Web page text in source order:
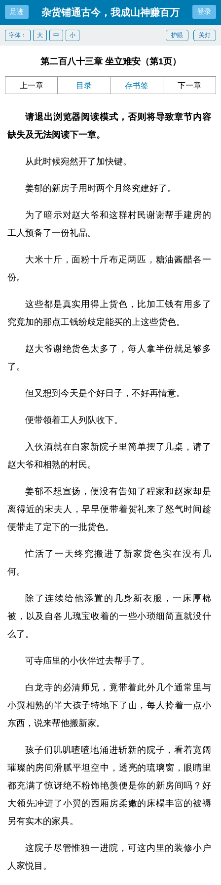
足迹 杂货铺通古今，我成山神赚百万 登录
关灯
护眼
字体： 大 中 小
第二百八十三章 坐立难安（第1页）
上一章 目录 存书签 下一章
请退出浏览器阅读模式，否则将导致章节内容
缺失及无法阅读下一章。
从此时候宛然开了加快键。
姜郁的新房子用时两个月终究建好了。
为了暗示对赵大爷和这群村民谢谢帮手建房的
工人预备了一份礼品。
大米十斤，面粉十斤布疋两匹，糖油酱醋各一
份。
这些都是真实用得上货色，比加工钱有用多了
究竟加的那点工钱纷歧定能买的上这些货色。
赵大爷谢绝货色太多了，每人拿半份就足够多
了。
但又想到今天是个好日子，不好再情意。
便带领着工人列队收下。
入伙酒就在自家新院子里简单摆了几桌，请了
赵大爷和相熟的村民。
姜郁不想宣扬，便没有告知了程家和赵家却是
离得近的宋夫人，早早便带着贺礼来了怒气时间趁
便带走了定下的一批货色。
忙活了一天终究搬进了新家货色实在没有几
何。
除了连续给他添置的几身新衣服，一床厚棉
被，以及自各儿瑰宝收着的一些小琐细简直就没什
么了。
可寺庙里的小伙伴过去帮手了。
白龙寺的必清师兄，竟带着此外几个通常里与
小翼相熟的半大孩子特地下了山，每人拎着一点小
东西，说来帮他搬新家。
孩子们叽叽喳喳地涌进斩新的院子，看着宽阔
璀璨的房间滑腻平坦空中，透亮的琉璃窗，眼睛里
都充满了惊讶绝不粉饰艳羡便是你的新房间吗？好
大领先冲进了小翼的西厢房柔嫩的床榻丰富的被褥
另有实木的家具。
这院子尽管惟独一进院，可这内里的装修小户
人家悦目。